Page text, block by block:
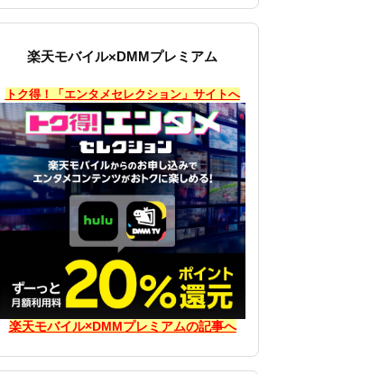
楽天モバイル×DMMプレミアム
トク得！「エンタメセレクション」サイトへ
楽天モバイル×DMMプレミアムの記事へ